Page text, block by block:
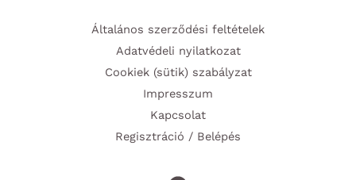
Általános szerződési feltételek
Adatvédeli nyilatkozat
Cookiek (sütik) szabályzat
Impresszum
Kapcsolat
Regisztráció / Belépés